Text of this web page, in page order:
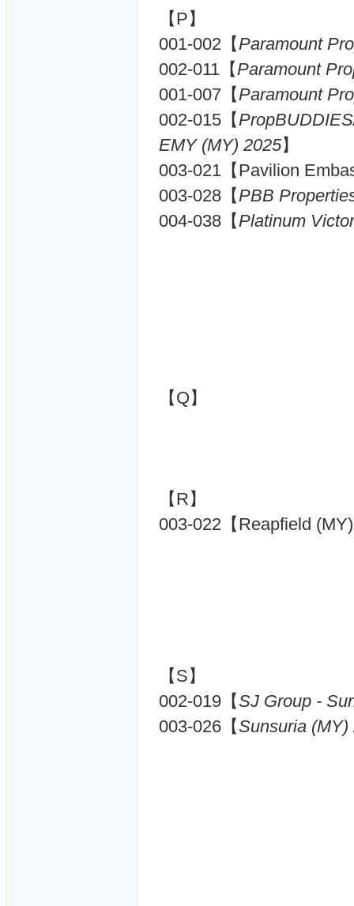
【P】
001-002【Paramount
002-011【Paramount
001-007【Paramount
002-015【
EMY (MY) 2025】
003-021【Pavilion
003-028【PBB
004-038【Platinum
【Q】
【R】
003-022【Reapfield
【S】
002-019【SJ Group -
003-026【Sunsuria (MY)